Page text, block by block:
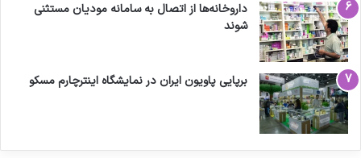
داروخانه‌ها از اتصال به سامانه مودیان مستثنی
شوند
برپایی پاویون ایران در نمایشگاه اینترچارم مسکو